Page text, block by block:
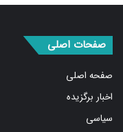
صفحه اصلی
اخبار برگزیده
سیاسی
بین الملل